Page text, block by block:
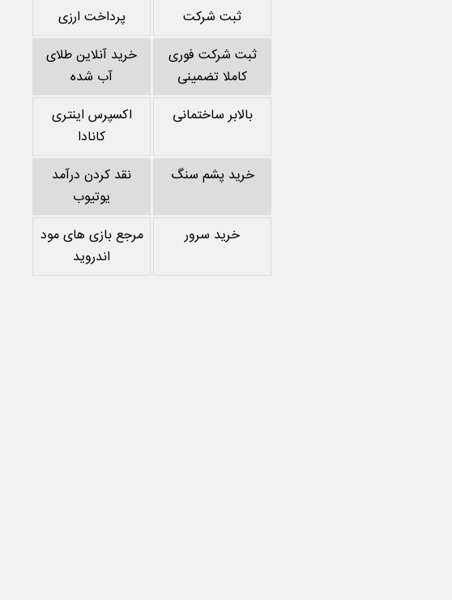
ثبت شرکت
پرداخت ارزی
ثبت شرکت فوری
کاملا تضمینی
خرید آنلاین طلای
آب شده
بالابر ساختمانی
اکسپرس اینتری
کانادا
خرید پشم سنگ
نقد کردن درآمد
یوتیوب
خرید سرور
مرجع بازی های مود
اندروید